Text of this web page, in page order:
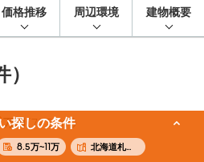
探しの条件
8.5万~11万 北海道札幌市西区
価格推移 周辺環境 建物概要
万円(74.51m²)